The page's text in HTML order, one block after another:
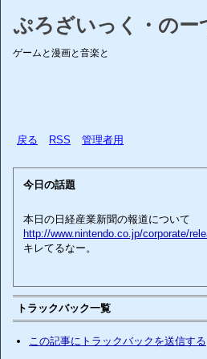
ぷろざいっく・のー
ゲームと漫画と音楽と
戻る RSS 管理者用
今日の話題
本日の日経産業新聞の報道について
http://www.nintendo.co.jp/corporate/
キレてるなー。
トラックバック一覧
この記事にトラックバックを送信する